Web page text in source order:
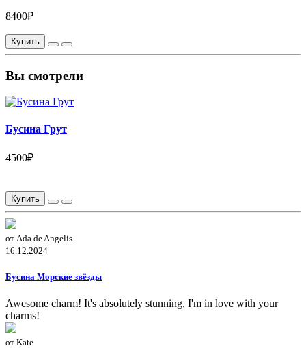
8400₽
Купить
Вы смотрели
Бусина Грут
4500₽
Купить
от Ada de Angelis
16.12.2024
Бусина Морские звёзды
Awesome charm! It's absolutely stunning, I'm in love with your
charms!
от Kate